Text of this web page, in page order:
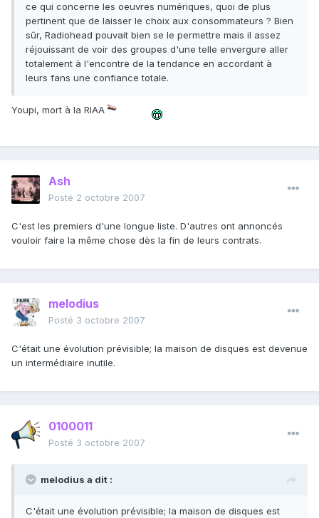
ce qui concerne les oeuvres numériques, quoi de plus
pertinent que de laisser le choix aux consommateurs ? Bien
sûr, Radiohead pouvait bien se le permettre mais il assez
réjouissant de voir des groupes d'une telle envergure aller
totalement à l'encontre de la tendance en accordant à
leurs fans une confiance totale.
Youpi, mort à la RIAA
Ash
Posté 2 octobre 2007
C'est les premiers d'une longue liste. D'autres ont annoncés
vouloir faire la même chose dès la fin de leurs contrats.
melodius
Posté 3 octobre 2007
C'était une évolution prévisible; la maison de disques est devenue
un intermédiaire inutile.
0100011
Posté 3 octobre 2007
melodius a dit :
C'était une évolution prévisible; la maison de disques est